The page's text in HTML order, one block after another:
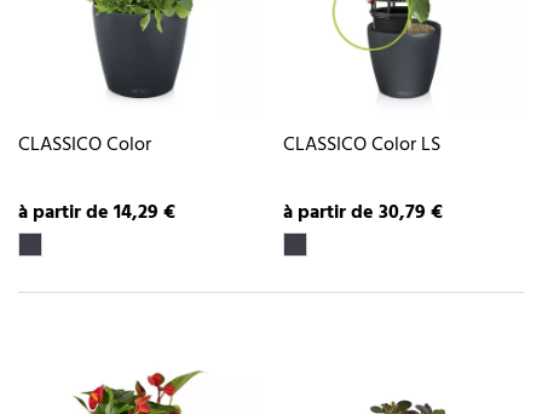
CLASSICO Color
à partir de 14,29 €
CLASSICO Color LS
à partir de 30,79 €